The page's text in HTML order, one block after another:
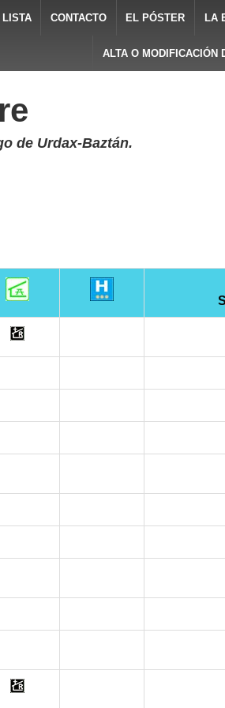
LISTA CONTACTO EL PÓSTER LA
ALTA O MODIFICACIÓN
de Urdax-Baztán.